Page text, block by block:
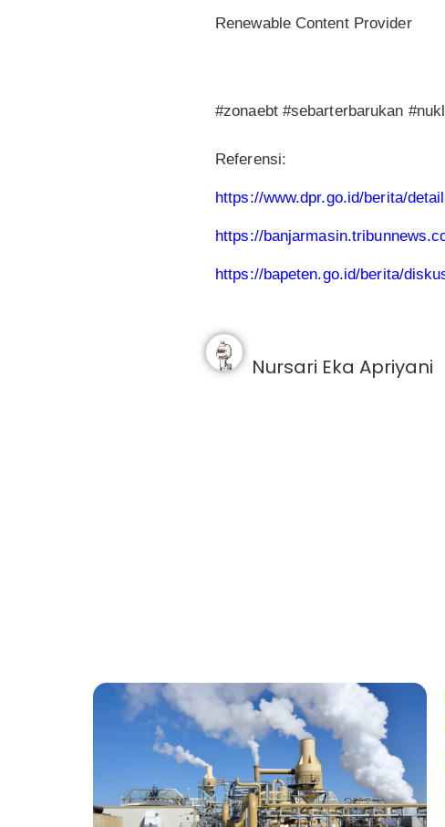
Renewable Content Provider
#zonaebt #sebarterbarukan
Referensi:
https://www.dpr.go.id/berita/
https://
https://bapeten.go.id/berita/
Nursari Eka Apriyani